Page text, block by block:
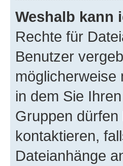
Weshalb kann
Rechte für
Benutzer
möglicherweise
in dem Sie
Gruppen
kontaktieren,
Dateianhänge